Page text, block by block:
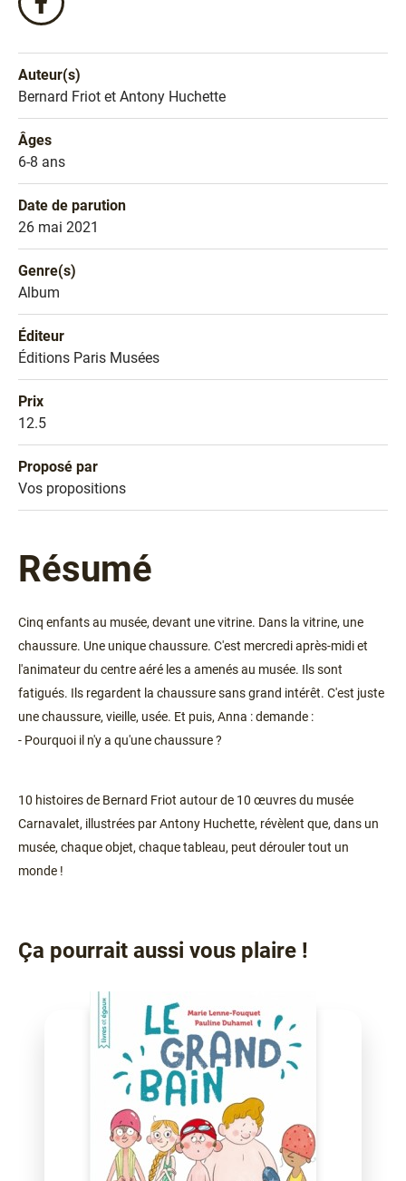
Partagez
ce
Facebook
!
Auteur(s)
Nom de l'auteur
Bernard Friot et Antony Huchette
Âges
Âges
6-8 ans
Date de parution
Date de parution
26 mai 2021
Genre(s)
Genre littéraire
Album
Éditeur
Éditeur
Éditions Paris Musées
Prix
Prix
12.5
Proposé par
Sélection
Vos propositions
Résumé
Cinq enfants au musée, devant une vitrine. Dans la vitrine, une
chaussure. Une unique chaussure. C'est mercredi après-midi et
l'animateur du centre aéré les a amenés au musée. Ils sont
fatigués. Ils regardent la chaussure sans grand intérêt. C'est juste
une chaussure, vieille, usée. Et puis, Anna : demande :
- Pourquoi il n'y a qu'une chaussure ?
10 histoires de Bernard Friot autour de 10 œuvres du musée
Carnavalet, illustrées par Antony Huchette, révèlent que, dans un
musée, chaque objet, chaque tableau, peut dérouler tout un
monde !
Ça pourrait aussi vous plaire !